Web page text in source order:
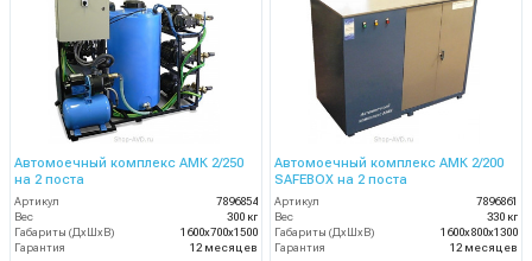
Автомоечный комплекс АМК 2/250
на 2 поста
Артикул
7896854
Вес
300 кг
Габариты (ДхШхВ)
1600х700х1500
Гарантия
12 месяцев
Автомоечный комплекс АМК 2/200
SAFEBOX на 2 поста
Артикул
7896861
Вес
330 кг
Габариты (ДхШхВ)
1600х800х1300
Гарантия
12 месяцев